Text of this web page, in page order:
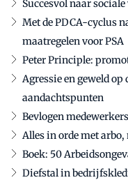
Succesvol naar
Met de PDCA-cyclus
maatregelen voor PSA
Peter Principle:
Agressie en geweld
aandachtspunten
Bevlogen
Alles in orde met
Boek: 50
Diefstal in